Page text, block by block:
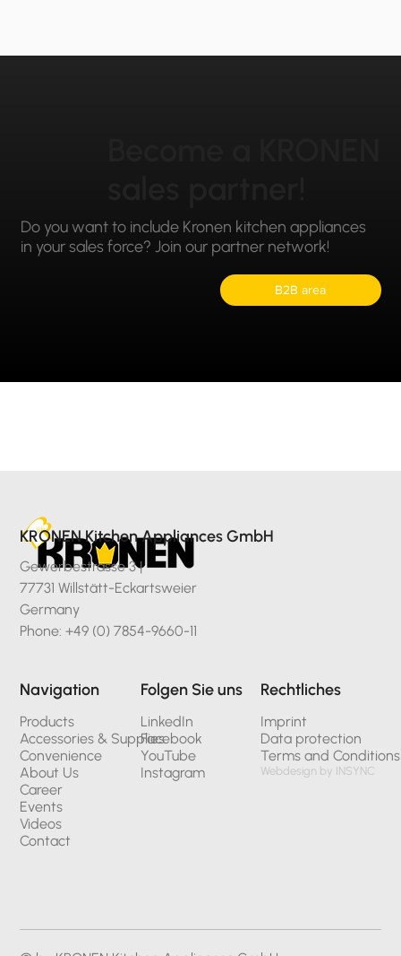
Do you want to include Kronen kitchen appliances
in your sales force? Join our partner network!
B2B area
KRONEN Kitchen Appliances GmbH
Gewerbestrasse 3 |
77731 Willstätt-Eckartsweier
Germany
Phone: +49 (0) 7854-9660-11
Navigation
Products
Accessories & Supplies
Convenience
About Us
Career
Events
Videos
Contact
Folgen Sie uns
LinkedIn
Facebook
YouTube
Instagram
Rechtliches
Imprint
Data protection
Terms and Conditions
Webdesign by INSYNC